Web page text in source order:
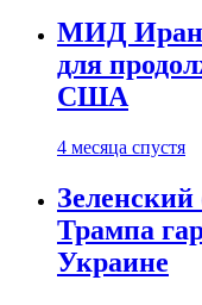
МИД Ирана
для
США
4 месяца спустя
Зеленский
Трампа
Украине